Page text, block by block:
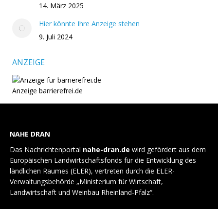
14. März 2025
Hier könnte Ihre Anzeige stehen
9. Juli 2024
ANZEIGE
Anzeige barrierefrei.de
NAHE DRAN
Das Nachrichtenportal nahe-dran.de wird gefördert aus dem
Europäischen Landwirtschaftsfonds für die Entwicklung des
ländlichen Raumes (ELER), vertreten durch die ELER-
Verwaltungsbehörde „Ministerium für Wirtschaft,
Landwirtschaft und Weinbau Rheinland-Pfalz“.